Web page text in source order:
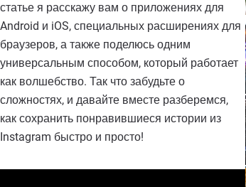
статье я расскажу вам о приложениях для
Android и iOS, специальных расширениях для
браузеров, а также поделюсь одним
универсальным способом, который работает
как волшебство. Так что забудьте о
сложностях, и давайте вместе разберемся,
как сохранить понравившиеся истории из
Instagram быстро и просто!